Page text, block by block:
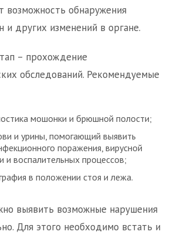
возможность обнаружения
и других изменений в органе.
– прохождение
обследований. Рекомендуемые
мошонки и брюшной полости;
и урины, помогающий выявить
поражения, вирусной
и воспалительных процессов;
в положении стоя и лежа.
выявить возможные нарушения
Для этого необходимо встать и